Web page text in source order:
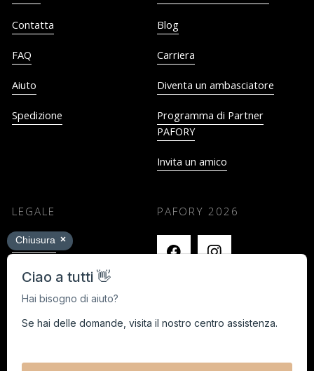
Contatta
FAQ
Aiuto
Spedizione
Blog
Carriera
Diventa un ambasciatore
Programma di Partner
PAFORY
Invita un amico
LEGALE
Impronta
Termini e Condizioni
Privacy
Black Week Concorso a premi
PAFORY 2026